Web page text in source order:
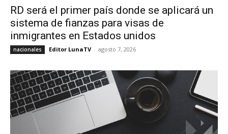
RD será el primer país donde se aplicará un
sistema de fianzas para visas de
inmigrantes en Estados unidos
nacionales Editor LunaTV - agosto 7, 2026